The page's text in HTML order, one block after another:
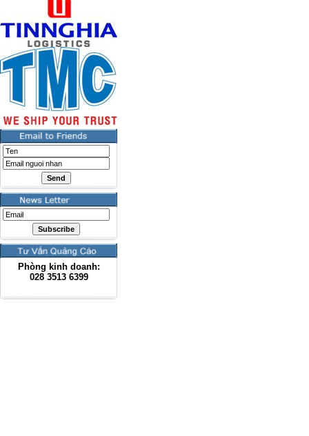
Phòng kinh doanh:
028 3513 6399